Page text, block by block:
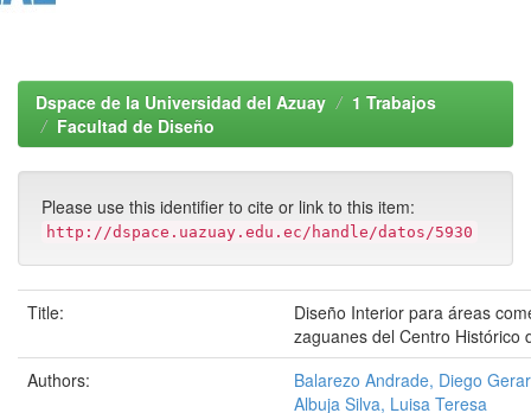
Dspace de la Universidad del Azuay
1 Trabajos
Facultad de Diseño
Please use this identifier to cite or link to this item:
http://dspace.uazuay.edu.ec/handle/datos/5930
Title:
Diseño Interior para áreas
zaguanes del Centro Histórico
Authors:
Balarezo Andrade, Diego
Albuja Silva, Luisa Teresa